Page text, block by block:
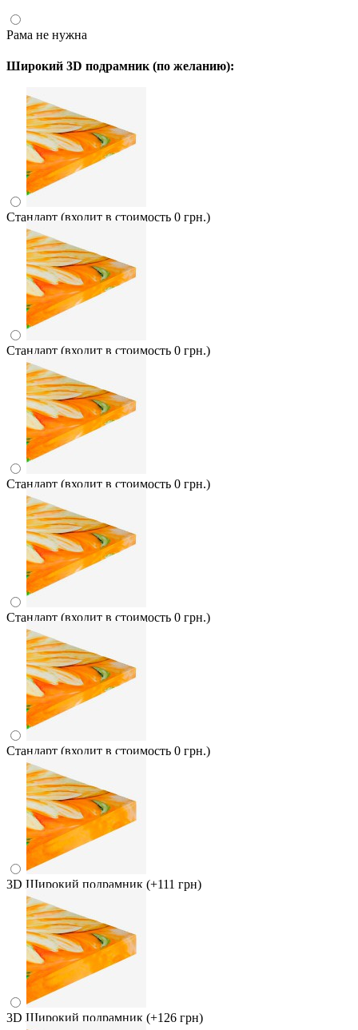
Рама не нужна
Широкий 3D подрамник (по желанию):
Стандарт (входит в стоимость 0 грн.)
Стандарт (входит в стоимость 0 грн.)
Стандарт (входит в стоимость 0 грн.)
Стандарт (входит в стоимость 0 грн.)
Стандарт (входит в стоимость 0 грн.)
3D Широкий подрамник (+111 грн)
3D Широкий подрамник (+126 грн)